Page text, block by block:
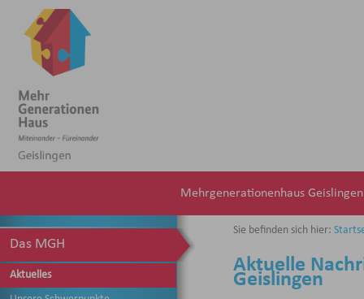
Mehrgenerationenhaus
Das MGH
Aktuelles
Sie befinden sich hier:
Aktuelle
Geislingen